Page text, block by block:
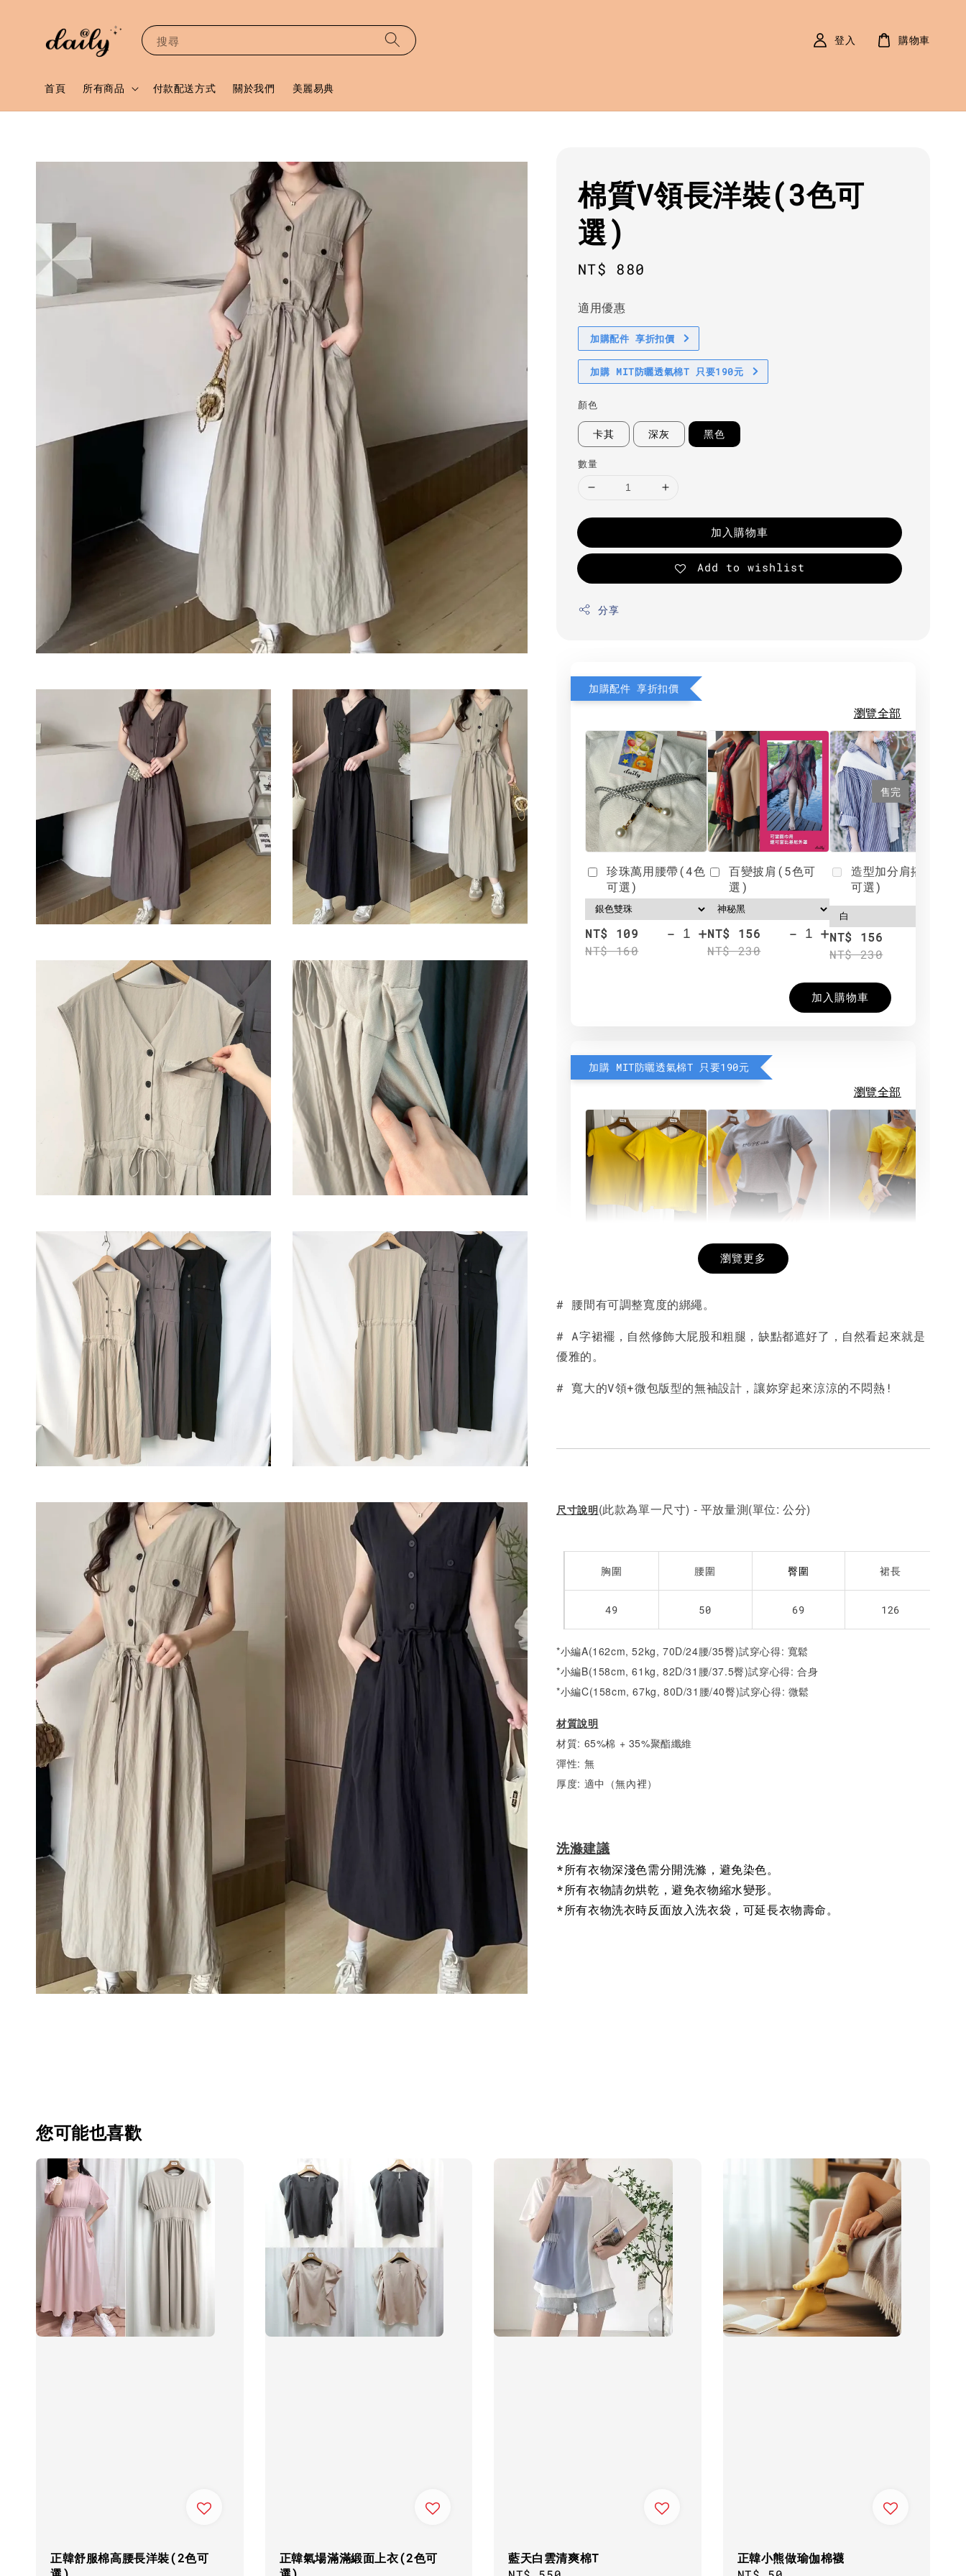
搜尋
首頁 所有商品 付款配送方式 關於我們 美麗易典
登入 購物車
棉質V領長洋裝(3色可
選)
Regular
NT$ 880
適用優惠
加購配件 享折扣價
加購 MIT防曬透氣棉T 只要190元
顏色
卡其 深灰 黑色
數量
加入購物車
Add to wishlist
分享
加購配件 享折扣價
瀏覽全部
珍珠萬用腰帶(4色
可選)
NT$ 109
NT$ 160
- +
百變披肩(5色可
選)
NT$ 156
NT$ 230
- +
售完
造型加分肩搭(4色
可選)
NT$ 156
NT$ 230
加入購物車
加購 MIT防曬透氣棉T 只要190元
瀏覽全部
NT$ 190
NT$ 450
- +
希望相隨雙面T
NT$ 450
NT$ 450
瀏覽更多
# 腰間有可調整寬度的綁繩。
# A字裙襬，自然修飾大屁股和粗腿，缺點都遮好了，自然看起來就是
優雅的。
# 寬大的V領+微包版型的無袖設計，讓妳穿起來涼涼的不悶熱!
尺寸說明(此款為單一尺寸) - 平放量測(單位: 公分)
胸圍 腰圍 臀圍 裙長
49 50 69 126
*小編A(162cm, 52kg, 70D/24腰/35臀)試穿心得: 寬鬆
*小編B(158cm, 61kg, 82D/31腰/37.5臀)試穿心得: 合身
*小編C(158cm, 67kg, 80D/31腰/40臀)試穿心得: 微鬆
材質說明
材質: 65%棉 + 35%聚酯纖維
彈性: 無
厚度: 適中（無內裡）
洗滌建議
*所有衣物深淺色需分開洗滌，避免染色。
*所有衣物請勿烘乾，避免衣物縮水變形。
*所有衣物洗衣時反面放入洗衣袋，可延長衣物壽命。
您可能也喜歡
正韓舒服棉高腰長洋裝(2色可
正韓氣場滿滿緞面上衣(2色可
藍天白雲清爽棉T
正韓小熊做瑜伽棉襪